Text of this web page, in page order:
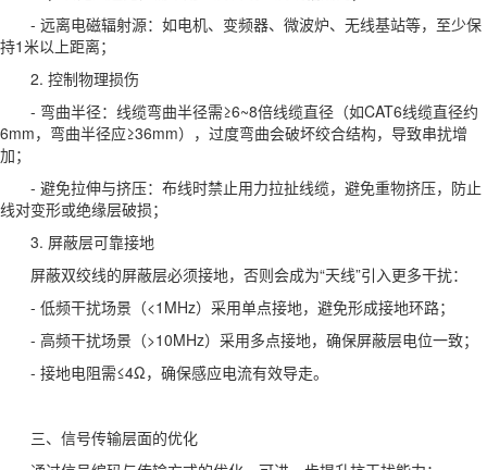
- 远离电磁辐射源：如电机、变频器、微波炉、无线基站等，至少保
持1米以上距离；
2. 控制物理损伤
- 弯曲半径：线缆弯曲半径需≥6~8倍线缆直径（如CAT6线缆直径约
6mm，弯曲半径应≥36mm），过度弯曲会破坏绞合结构，导致串扰增
加；
- 避免拉伸与挤压：布线时禁止用力拉扯线缆，避免重物挤压，防止
线对变形或绝缘层破损；
3. 屏蔽层可靠接地
屏蔽双绞线的屏蔽层必须接地，否则会成为“天线”引入更多干扰：
- 低频干扰场景（<1MHz）采用单点接地，避免形成接地环路；
- 高频干扰场景（>10MHz）采用多点接地，确保屏蔽层电位一致；
- 接地电阻需≤4Ω，确保感应电流有效导走。
三、信号传输层面的优化